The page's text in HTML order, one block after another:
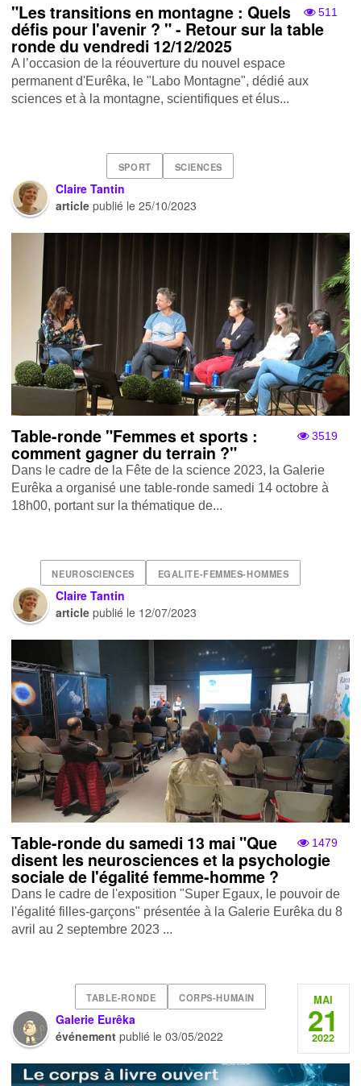
511
"Les transitions en montagne : Quels
défis pour l'avenir ? " - Retour sur la table
ronde du vendredi 12/12/2025
A l’occasion de la réouverture du nouvel espace
permanent d'Eurêka, le "Labo Montagne", dédié aux
sciences et à la montagne, scientifiques et élus...
SPORT SCIENCES
Claire Tantin
article publié le25/10/2023
3519
Table-ronde "Femmes et sports :
comment gagner du terrain ?"
Dans le cadre de la Fête de la science 2023, la Galerie
Eurêka a organisé une table-ronde samedi 14 octobre à
18h00, portant sur la thématique de...
NEUROSCIENCES EGALITE-FEMMES-HOMMES
Claire Tantin
article publié le 12/07/2023
1479
Table-ronde du samedi 13 mai "Que
disent les neurosciences et la psychologie
sociale de l'égalité femme-homme ?
Dans le cadre de l'exposition "Super Egaux, le pouvoir de
l'égalité filles-garçons" présentée à la Galerie Eurêka du 8
avril au 2 septembre 2023 ...
TABLE-RONDE CORPS-HUMAIN
Galerie Eurêka
événement publié le03/05/2022
MAI
21
2022